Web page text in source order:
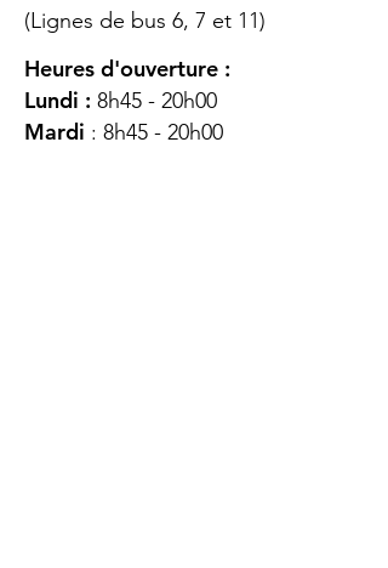
(Lignes de bus 6, 7 et 11)
Heures d'ouverture :
Lundi : 8h45 - 20h00
Mardi : 8h45 - 20h00